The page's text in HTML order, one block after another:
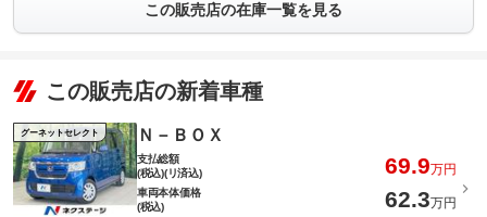
この販売店の在庫一覧を見る
この販売店の新着車種
グーネットセレクト Ｎ－ＢＯＸ
支払総額
(税込)(リ済込)
69.9万円
車両本体価格
(税込)
62.3万円